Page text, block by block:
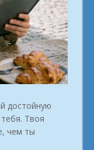
достойную
Твоя
чем ты